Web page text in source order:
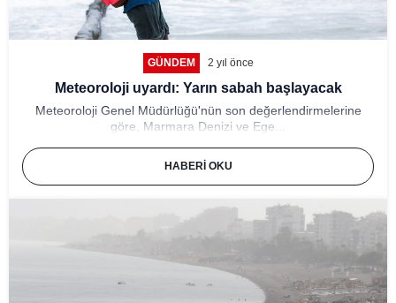
GÜNDEM 2 yıl önce
Meteoroloji uyardı: Yarın sabah başlayacak
Meteoroloji Genel Müdürlüğü'nün son değerlendirmelerine
göre, Marmara Denizi ve Ege...
HABERI OKU